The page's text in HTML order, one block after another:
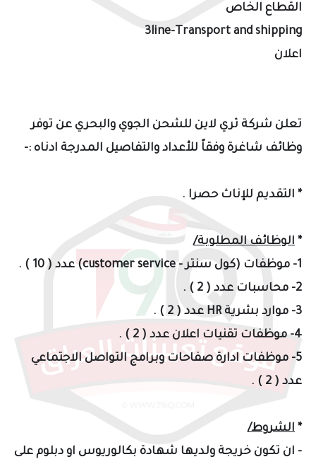
القطاع الخاص
3line-Transport and shipping
اعلان
تعلن شركة ثري لاين للشحن الجوي والبحري عن توفر
وظائف شاغرة وفقاً للأعداد والتفاصيل المدرجة ادناه :-
* التقديم للإناث حصرا .
* الوظائف المطلوبة/
1- موظفات (كول سنتر - customer service) عدد ( 10 ) .
2- محاسبات عدد ( 2 ) .
3- موارد بشرية HR عدد ( 2 ) .
4- موظفات تقنيات اعلان عدد ( 2 ) .
5- موظفات ادارة صفاحات وبرامج التواصل الاجتماعي
عدد ( 2 ) .
* الشروط/
- ان تكون خريجة ولديها شهادة بكالوريوس او دبلوم على